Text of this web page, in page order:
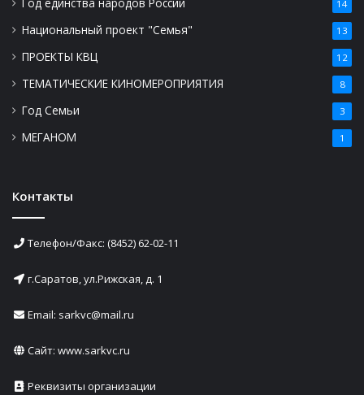
14
Национальный проект "Семья" 13
ПРОЕКТЫ КВЦ 12
ТЕМАТИЧЕСКИЕ КИНОМЕРОПРИЯТИЯ 8
Год Семьи 3
МЕГАНОМ 1
Контакты
Телефон/Факс: (8452) 62-02-11
г.Саратов, ул.Рижская, д. 1
Email: sarkvc@mail.ru
Сайт: www.sarkvc.ru
Реквизиты организации